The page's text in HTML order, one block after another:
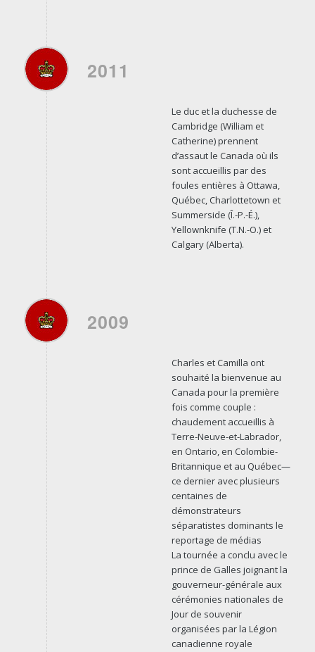
2011
Le duc et la duchesse de
Cambridge (William et
Catherine) prennent
d’assaut le Canada où ils
sont accueillis par des
foules entières à Ottawa,
Québec, Charlottetown et
Summerside (Î.-P.-É.),
Yellownknife (T.N.-O.) et
Calgary (Alberta).
2009
Charles et Camilla ont
souhaité la bienvenue au
Canada pour la première
fois comme couple :
chaudement accueillis à
Terre-Neuve-et-Labrador,
en Ontario, en Colombie-
Britannique et au Québec—
ce dernier avec plusieurs
centaines de
démonstrateurs
séparatistes dominants le
reportage de médias
La tournée a conclu avec le
prince de Galles joignant la
gouverneur-générale aux
cérémonies nationales de
Jour de souvenir
organisées par la Légion
canadienne royale